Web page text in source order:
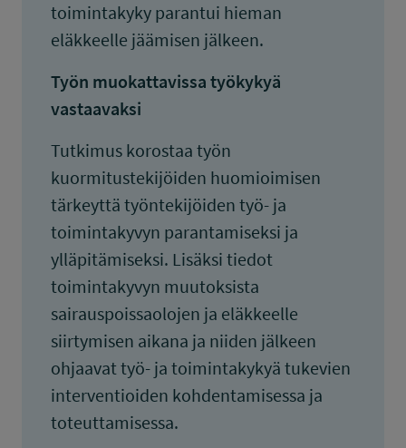
toimintakyky parantui hieman
eläkkeelle jäämisen jälkeen.
Työn muokattavissa työkykyä
vastaavaksi
Tutkimus korostaa työn
kuormitustekijöiden huomioimisen
tärkeyttä työntekijöiden työ- ja
toimintakyvyn parantamiseksi ja
ylläpitämiseksi. Lisäksi tiedot
toimintakyvyn muutoksista
sairauspoissaolojen ja eläkkeelle
siirtymisen aikana ja niiden jälkeen
ohjaavat työ- ja toimintakykyä tukevien
interventioiden kohdentamisessa ja
toteuttamisessa.